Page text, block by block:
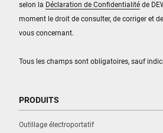
Tous les champs sont obligatoires, sauf
selon la Déclaration de Confidentialité de
moment le droit de consulter, de corriger et
vous concernant.
PRODUITS
Outillage électroportatif